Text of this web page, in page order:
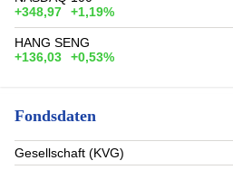
+348,97
+1,19%
HANG SENG
+136,03
+0,53%
Fondsdaten
Gesellschaft (KVG)